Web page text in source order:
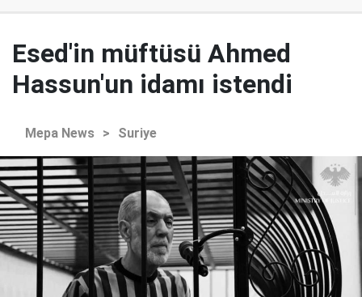
Esed'in müftüsü Ahmed
Hassun'un idamı istendi
Mepa News > Suriye